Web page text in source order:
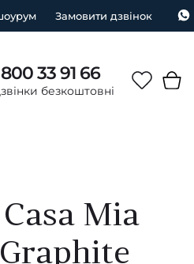
Замовити дзвінок
33 91 66
безкоштовні
Mia